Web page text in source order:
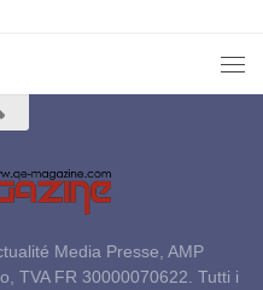
Media Presse, AMP
TVA FR 30000070622. Tutti i